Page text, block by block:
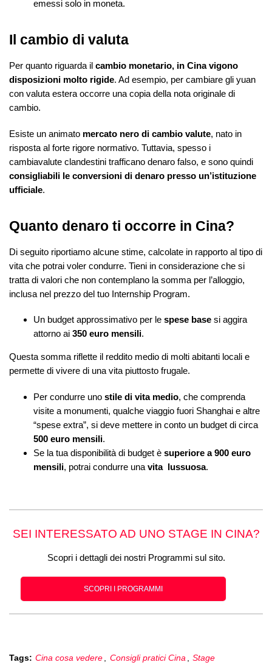
emessi solo in moneta.
Il cambio di valuta
Per quanto riguarda il cambio monetario, in Cina vigono
disposizioni molto rigide. Ad esempio, per cambiare gli yuan
con valuta estera occorre una copia della nota originale di
cambio.
Esiste un animato mercato nero di cambio valute, nato in
risposta al forte rigore normativo. Tuttavia, spesso i
cambiavalute clandestini trafficano denaro falso, e sono quindi
consigliabili le conversioni di denaro presso un’istituzione
ufficiale.
Quanto denaro ti occorre in Cina?
Di seguito riportiamo alcune stime, calcolate in rapporto al tipo di
vita che potrai voler condurre. Tieni in considerazione che si
tratta di valori che non contemplano la somma per l’alloggio,
inclusa nel prezzo del tuo Internship Program.
Un budget approssimativo per le spese base si aggira
attorno ai 350 euro mensili.
Questa somma riflette il reddito medio di molti abitanti locali e
permette di vivere di una vita piuttosto frugale.
Per condurre uno stile di vita medio, che comprenda
visite a monumenti, qualche viaggio fuori Shanghai e altre
“spese extra”, si deve mettere in conto un budget di circa
500 euro mensili.
Se la tua disponibilità di budget è superiore a 900 euro
mensili, potrai condurre una vita lussuosa.
SEI INTERESSATO AD UNO STAGE IN CINA?
Scopri i dettagli dei nostri Programmi sul sito.
SCOPRI I PROGRAMMI
Tags: Cina cosa vedere , Consigli pratici Cina , Stage